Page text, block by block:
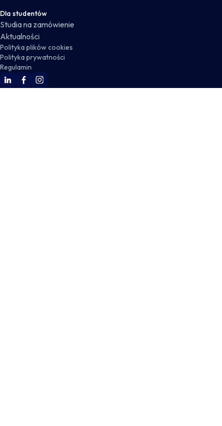
Dla studentów
Studia na zamówienie
Aktualności
Polityka plików cookies
Polityka prywatności
Regulamin
WSKZ Linkedin
WSKZ Facebook
WSKZ Instagram